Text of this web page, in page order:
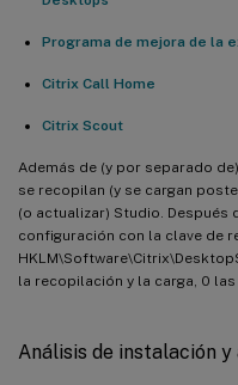
Programa de mejora de la
Citrix Call Home
Citrix Scout
Además de (y por separado
se recopilan (y se cargan
(o actualizar) Studio. Después
configuración con la clave de
la recopilación y la carga, 0 las
Análisis de instalación